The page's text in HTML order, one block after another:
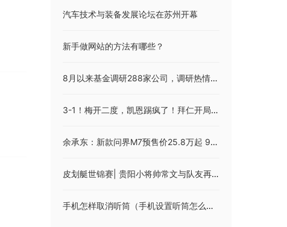
汽车技术与装备发展论坛在苏州开幕
新手做网站的方法有哪些？
8月以来基金调研288家公司，调研热情有所降温，三大行业关注度居前
3-1！梅开二度，凯恩踢疯了！拜仁开局2连胜，升至德甲积分榜第二
余承东：新款问界M7预售价25.8万起 9月12日上市
皮划艇世锦赛| 贵阳小将帅常文与队友再夺金牌
手机怎样取消听筒（手机设置听筒怎么取消）